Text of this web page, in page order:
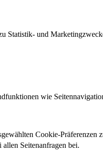
Statistik- und
wie
Cookie-Präferenzen
Seitenanfragen bei.